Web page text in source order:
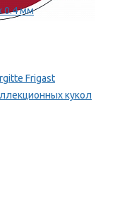
0.4 мм
Frigast
кукол